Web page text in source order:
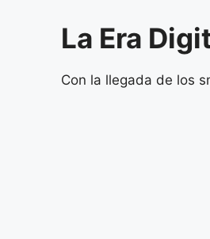
La Era
Con la llegada de los